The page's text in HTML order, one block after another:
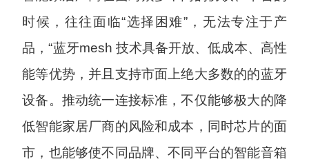
时候，往往面临“选择困难”，无法专注于产
品，“蓝牙mesh 技术具备开放、低成本、高性
能等优势，并且支持市面上绝大多数的的蓝牙
设备。推动统一连接标准，不仅能够极大的降
低智能家居厂商的风险和成本，同时芯片的面
市，也能够使不同品牌、不同平台的智能音箱